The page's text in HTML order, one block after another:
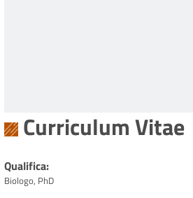
Curriculum Vitae
Qualifica
Biologo, PhD